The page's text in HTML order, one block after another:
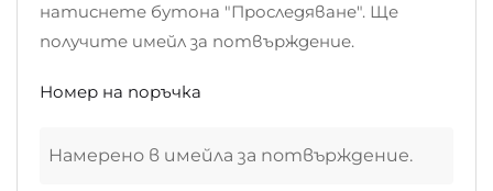
натиснете бутона "Проследяване". Ще
получите имейл за потвърждение.
Номер на поръчка